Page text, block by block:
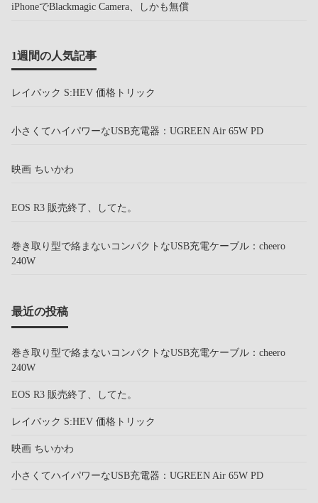
iPhoneでBlackmagic Camera、しかも無償
1週間の人気記事
レイバック S:HEV 価格トリック
小さくてハイパワーなUSB充電器：UGREEN Air 65W PD
映画 ちいかわ
EOS R3 販売終了、してた。
巻き取り型で絡まないコンパクトなUSB充電ケーブル：cheero
240W
最近の投稿
巻き取り型で絡まないコンパクトなUSB充電ケーブル：cheero
240W
EOS R3 販売終了、してた。
レイバック S:HEV 価格トリック
映画 ちいかわ
小さくてハイパワーなUSB充電器：UGREEN Air 65W PD